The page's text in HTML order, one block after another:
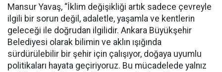
Mansur Yavaş, “İklim değişikliği artık sadece çevreyle
ilgili bir sorun değil, adaletle, yaşamla ve kentlerin
geleceği ile doğrudan ilgilidir. Ankara Büyükşehir
Belediyesi olarak bilimin ve aklın ışığında
sürdürülebilir bir şehir için çalışıyor, doğaya uyumlu
politikaları hayata geçiriyoruz. Bu mücadelede yalnız